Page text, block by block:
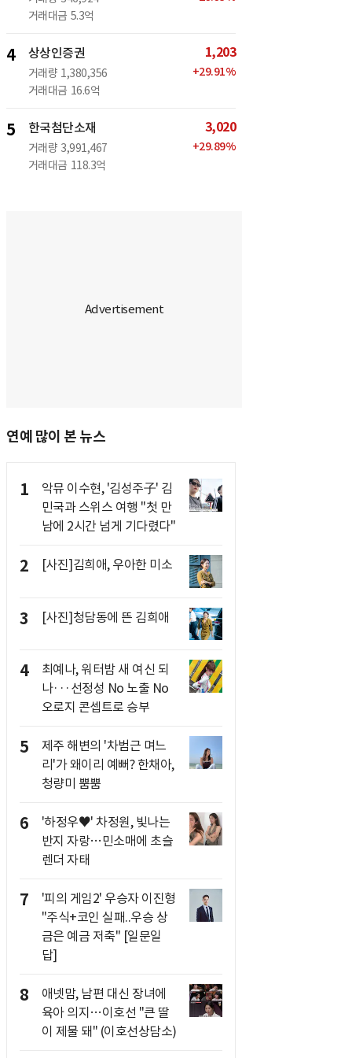
거래대금 5.3억
4 상상인증권
거래량 1,380,356
거래대금 16.6억
1,203
+29.91%
5 한국첨단소재
거래량 3,991,467
거래대금 118.3억
3,020
+29.89%
연예 많이 본 뉴스
1
악뮤 이수현, '김성주子' 김
민국과 스위스 여행 "첫 만
남에 2시간 넘게 기다렸다"
2 [사진]김희애, 우아한 미소
3 [사진]청담동에 뜬 김희애
4
최예나, 워터밤 새 여신 되
나···선정성 No 노출 No
오로지 콘셉트로 승부
5
제주 해변의 '차범근 며느
리'가 왜이리 예뻐? 한채아,
청량미 뿜뿜
6
'하정우♥' 차정원, 빛나는
반지 자랑…민소매에 초슬
렌더 자태
7
'피의 게임2' 우승자 이진형
"주식+코인 실패..우승 상
금은 예금 저축" [일문일
답]
8
애넷맘, 남편 대신 장녀에
육아 의지…이호선 "큰 딸
이 제물 돼" (이호선상담소)